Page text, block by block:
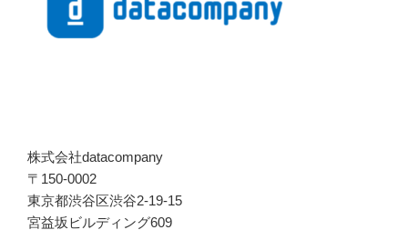
株式会社datacompany
〒150-0002
東京都渋谷区渋谷2-19-15
宮益坂ビルディング609